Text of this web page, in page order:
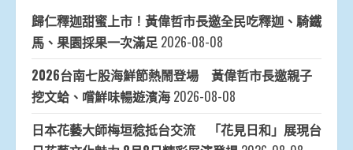
歸仁釋迦甜蜜上市！黃偉哲市長邀全民吃釋迦、騎鐵
馬、果園採果一次滿足 2026-08-08
2026台南七股海鮮節熱鬧登場 黃偉哲市長邀親子
挖文蛤、嚐鮮味暢遊濱海 2026-08-08
日本花藝大師梅垣稔抵台交流 「花見日和」展現台